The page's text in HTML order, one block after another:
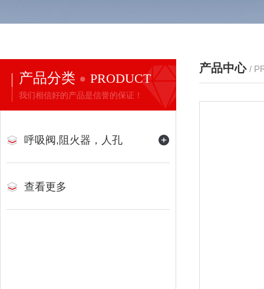
产品分类 PRODUCT
我们相信好的产品是信誉的保证！
呼吸阀,阻火器，人孔
查看更多
产品中心 /